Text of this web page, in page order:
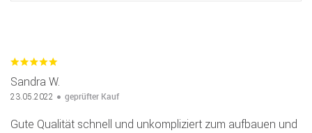
Sandra W.
23.05.2022 geprüfter Kauf
Gute Qualität schnell und unkompliziert zum aufbauen und